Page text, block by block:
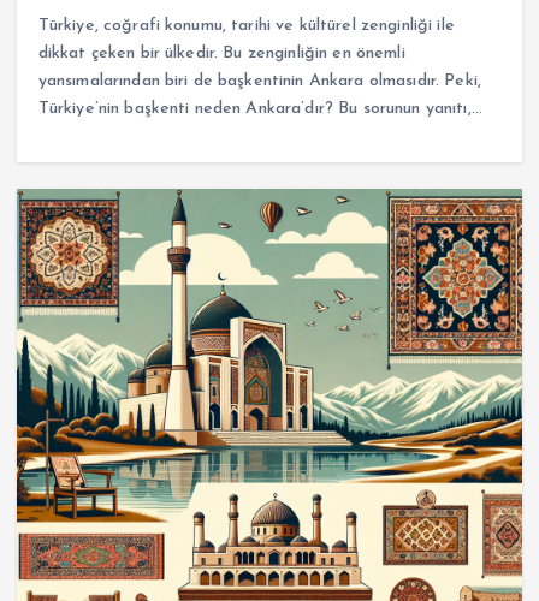
Türkiye, coğrafi konumu, tarihi ve kültürel zenginliği ile
dikkat çeken bir ülkedir. Bu zenginliğin en önemli
yansımalarından biri de başkentinin Ankara olmasıdır. Peki,
Türkiye’nin başkenti neden Ankara’dır? Bu sorunun yanıtı,…